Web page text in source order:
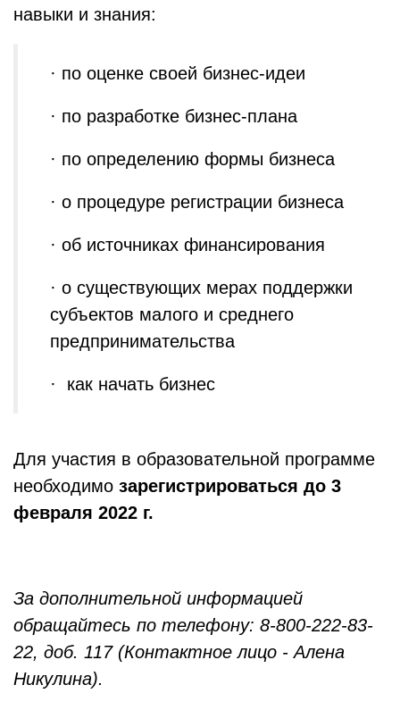
навыки и знания:
· по оценке своей бизнес-идеи
· по разработке бизнес-плана
· по определению формы бизнеса
· о процедуре регистрации бизнеса
· об источниках финансирования
· о существующих мерах поддержки
субъектов малого и среднего
предпринимательства
· как начать бизнес
Для участия в образовательной программе
необходимо зарегистрироваться до 3
февраля 2022 г.
За дополнительной информацией
обращайтесь по телефону: 8-800-222-83-
22, доб. 117 (Контактное лицо - Алена
Никулина).